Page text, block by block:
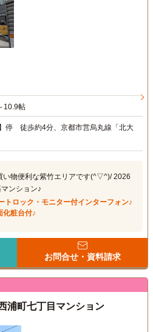
10.9帖
停 徒歩約4分、京都市営烏丸線「北大
い物便利な紫竹エリアです(^▽^)/ 2026
ンション♪
トロック・モニター付インターフォン♪
化粧台付♪
お問合せ・資料請求
浦町七丁目マンション